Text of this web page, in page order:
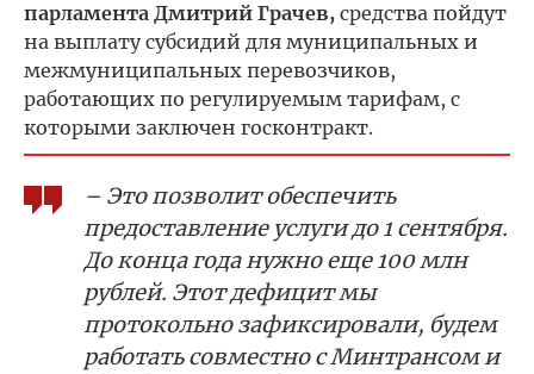
парламента Дмитрий Грачев, средства пойдут
на выплату субсидий для муниципальных и
межмуниципальных перевозчиков,
работающих по регулируемым тарифам, с
которыми заключен госконтракт.
– Это позволит обеспечить
предоставление услуги до 1 сентября.
До конца года нужно еще 100 млн
рублей. Этот дефицит мы
протокольно зафиксировали, будем
работать совместно с Минтрансом и